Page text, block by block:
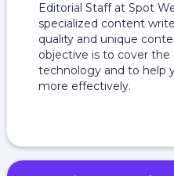
Editorial Staff at Spot
specialized content
quality and unique
objective is to cover
technology and to help
more effectively.